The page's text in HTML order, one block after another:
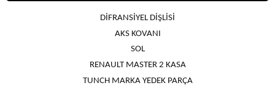
DİFRANSİYEL DİŞLİSİ
AKS KOVANI
SOL
RENAULT MASTER 2 KASA
TUNCH MARKA YEDEK PARÇA